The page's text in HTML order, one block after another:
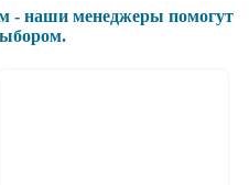
- наши менеджеры помогут